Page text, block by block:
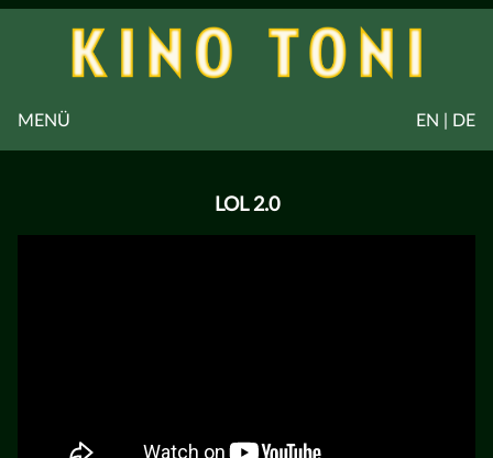
EN | DE
MENÜ
LOL 2.0